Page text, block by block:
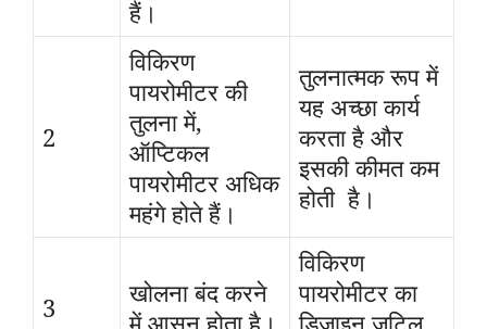
हैं।
2
विकिरण
पायरोमीटर की
तुलना में,
ऑप्टिकल
पायरोमीटर अधिक
महंगे होते हैं।
तुलनात्मक रूप में
यह अच्छा कार्य
करता है और
इसकी कीमत कम
होती है।
3
खोलना बंद करने
में आसन होता है।
विकिरण
पायरोमीटर का
डिजाइन जटिल